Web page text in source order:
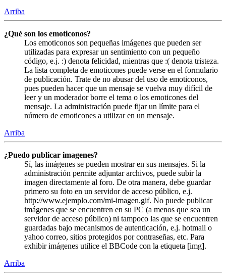
Arriba
¿Qué son los emoticonos?
Los emoticonos son pequeñas imágenes que pueden ser
utilizadas para expresar un sentimiento con un pequeño
código, e.j. :) denota felicidad, mientras que :( denota tristeza.
La lista completa de emoticones puede verse en el formulario
de publicación. Trate de no abusar del uso de emoticonos,
pues pueden hacer que un mensaje se vuelva muy difícil de
leer y un moderador borre el tema o los emoticones del
mensaje. La administración puede fijar un límite para el
número de emoticones a utilizar en un mensaje.
Arriba
¿Puedo publicar imagenes?
Sí, las imágenes se pueden mostrar en sus mensajes. Si la
administración permite adjuntar archivos, puede subir la
imagen directamente al foro. De otra manera, debe guardar
primero su foto en un servidor de acceso público, e.j.
http://www.ejemplo.com/mi-imagen.gif. No puede publicar
imágenes que se encuentren en su PC (a menos que sea un
servidor de acceso público) ni tampoco las que se encuentren
guardadas bajo mecanismos de autenticación, e.j. hotmail o
yahoo correo, sitios protegidos por contraseñas, etc. Para
exhibir imágenes utilice el BBCode con la etiqueta [img].
Arriba